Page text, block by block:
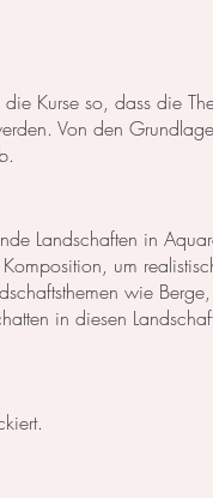
Kurse so, dass die
Von den
Landschaften in
um
wie
in diesen
wie möglich